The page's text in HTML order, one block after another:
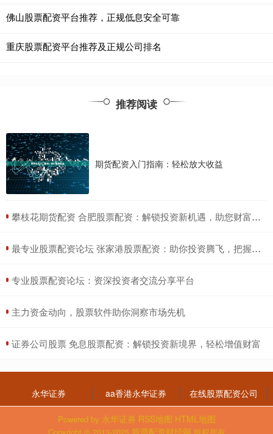
佛山股票配资平台推荐，正规低息安全可靠
重庆股票配资平台推荐及正规公司排名
推荐阅读
期货配资入门指南：轻松放大收益
​攀枝花期货配资 合肥股票配资：解锁投资新机遇，助您财富增值
​最专业股票配资论坛 张家港股票配资：助你投资腾飞，把握财富先机
​专业股票配资论坛：资深投资者交流分享平台
​主力资金动向，股票软件助你洞察市场先机
​证券公司股票 免息股票配资：解锁投资新境界，轻松增值财富
永华证券 aa香港永华证券 在线股票配资公司
Powered by 永华证券 RSS地图 HTML地图